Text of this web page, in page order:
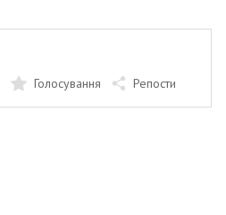
Голосування Репости